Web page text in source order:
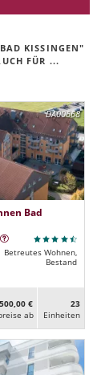
KISSINGEN"
FÜR ...
DA00668
Bad
Betreutes Wohnen,
Bestand
€
ab
23
Ein­heiten